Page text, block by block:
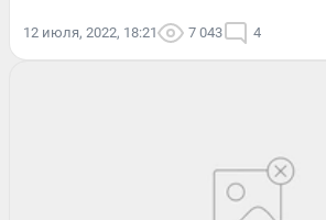
12 июля, 2022, 18:21 7 043 4